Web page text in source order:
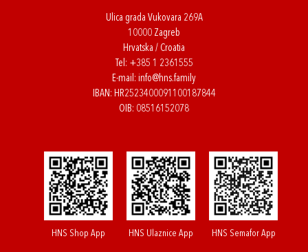
Ulica grada Vukovara 269A
10000 Zagreb
Hrvatska / Croatia
Tel: +385 1 2361555
E-mail: info@hns.family
IBAN: HR2523400091100187844
OIB: 08516152078
HNS Shop App HNS Ulaznice App HNS Semafor App